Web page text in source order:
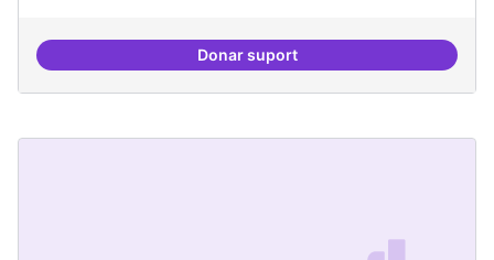
Donar suportRevisió interna del Model de